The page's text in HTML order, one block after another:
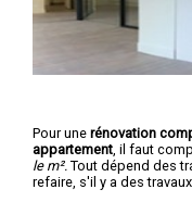
Pour une rénovation
appartement , il faut
le m². Tout dépend des
refaire, s'il y a des